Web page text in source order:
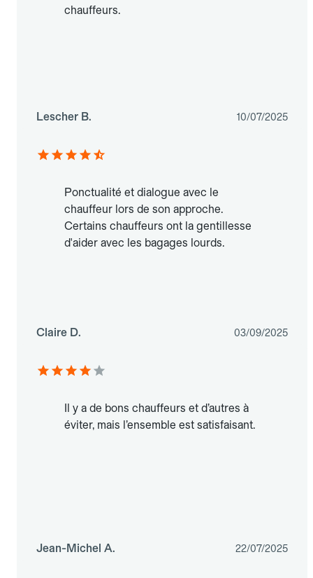
chauffeurs.
Lescher B. 10/07/2025
Ponctualité et dialogue avec le
chauffeur lors de son approche.
Certains chauffeurs ont la gentillesse
d'aider avec les bagages lourds.
Claire D. 03/09/2025
Il y a de bons chauffeurs et d’autres à
éviter, mais l’ensemble est satisfaisant.
Jean-Michel A. 22/07/2025